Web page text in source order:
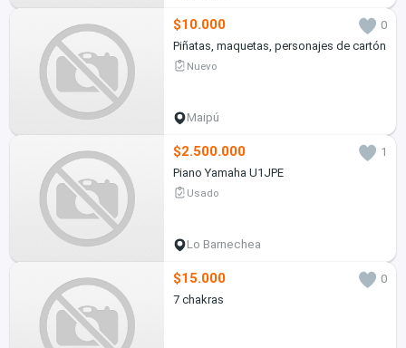
$10.000
0
Piñatas, maquetas, personajes de cartón
Nuevo
Maipú
$2.500.000
1
Piano Yamaha U1JPE
Usado
Lo Barnechea
$15.000
0
7 chakras